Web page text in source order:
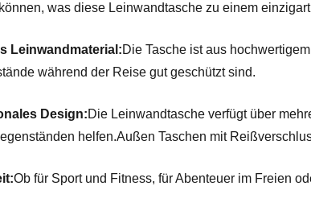
was diese Leinwandtasche zu einem
Leinwandmaterial:Die Tasche ist aus
während der Reise gut geschützt sind.
Design:Die Leinwandtasche verfügt über
helfen.Außen Taschen mit
Ob für Sport und Fitness, für Abenteuer im Freien